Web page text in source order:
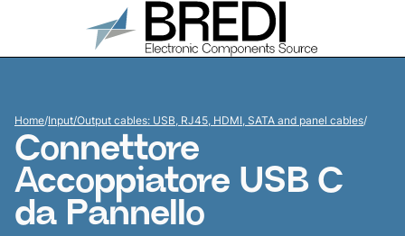
Home/Input/Output cables: USB, RJ45, HDMI, SATA and panel cables/
Connettore
Accoppiatore USB C
da Pannello